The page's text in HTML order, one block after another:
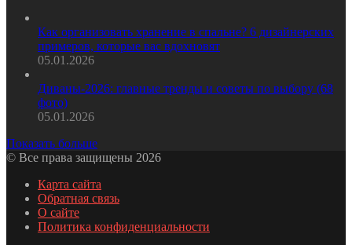
Как организовать хранение в спальне? 6 дизайнерских
примеров, которые вас вдохновят
05.01.2026
Диваны-2026: главные тренды и советы по выбору (68
фото)
05.01.2026
Показать больше
© Все права защищены 2026
Карта сайта
Обратная связь
О сайте
Политика конфиденциальности